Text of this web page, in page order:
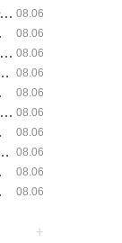
08.06
08.06
08.06
08.06
08.06
08.06
08.06
08.06
08.06
08.06
+